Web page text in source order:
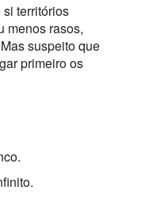
territórios
menos rasos,
suspeito que
primeiro os